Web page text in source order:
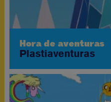
Hora de aventuras
Plastiaventuras